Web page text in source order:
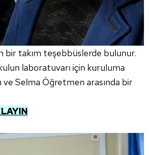
bir takım teşebbüslerde bulunur.
laboratuvarı için kuruluma
Selma Öğretmen arasında bir